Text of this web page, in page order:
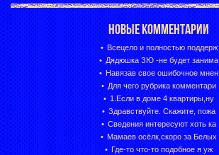
НОВЫЕ КОММЕНТАРИИ
Всецело и полностью поддерж
Дядюшка ЗЮ -не будет занима
Навязав свое ошибочное мнен
Для чего рубрика комментари
1.Если в доме 4 квартиры,ну
Здравствуйте. Скажите, пожа
Сведения интересуют хоть ка
Мамаев осёлк,скоро за Белых
Где-то что-то подобное я уж